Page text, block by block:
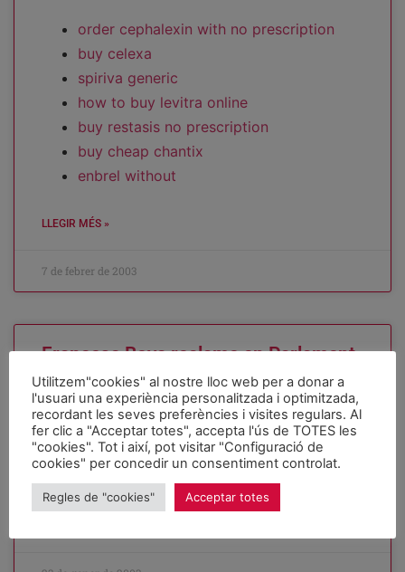
order cephalexin with no prescription
buy celexa
spiriva generic
how to buy levitra online
buy restasis no prescription
buy cheap chantix
enbrel without
LLEGIR MÉS »
7 de febrer de 2003
Francesc Boya reclame en Parlament
ua marca turistica tà estructurar eth
producte deth senderisme.
A LA MESA DEL PARLAMENT Francesc Boya i Alòs, Marta
Camps i Torrents, Josep Clofent i Rosique, Oriol Nel•lo i
Colom, Manel Nadal i Farreres,
Utilitzem"cookies" al nostre lloc web per a donar a
l'usuari una experiència personalitzada i optimitzada,
recordant les seves preferències i visites regulars. Al
fer clic a "Acceptar totes", accepta l'ús de TOTES les
"cookies". Tot i així, pot visitar "Configuració de
cookies" per concedir un consentiment controlat.
Regles de "cookies" Acceptar totes